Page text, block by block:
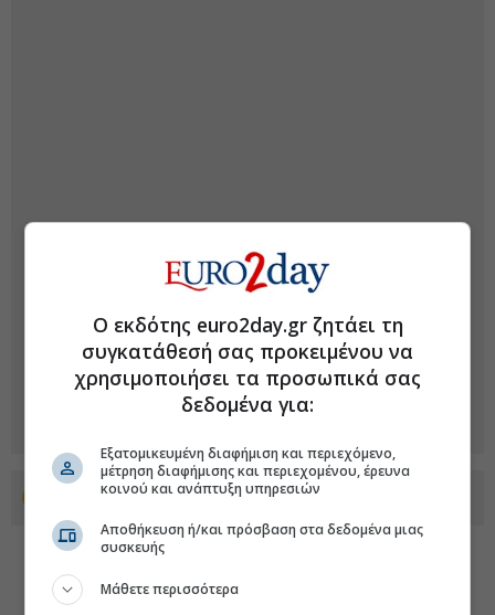
Προσθέστε το euro2day.gr στο Discover
Ο εκδότης euro2day.gr ζητάει τη
συγκατάθεσή σας προκειμένου να
χρησιμοποιήσει τα προσωπικά σας
δεδομένα για:
Εξατομικευμένη διαφήμιση και περιεχόμενο,
μέτρηση διαφήμισης και περιεχομένου, έρευνα
κοινού και ανάπτυξη υπηρεσιών
Αποθήκευση ή/και πρόσβαση στα δεδομένα μιας
συσκευής
Μάθετε περισσότερα